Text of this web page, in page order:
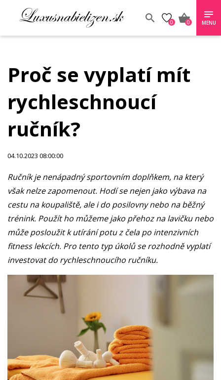
0 0 MENU
Proč se vyplatí mít
rychleschnoucí
ručník?
04.10.2023 08:00:00
Ručník je nenápadný sportovním doplňkem, na který
však nelze zapomenout. Hodí se nejen jako výbava na
cestu na koupaliště, ale i do posilovny nebo na běžný
trénink. Použít ho můžeme jako přehoz na lavičku nebo
může posloužit k utírání potu z čela po intenzivních
fitness lekcích. Pro tento typ úkolů se rozhodně vyplatí
investovat do rychleschnoucího ručníku.